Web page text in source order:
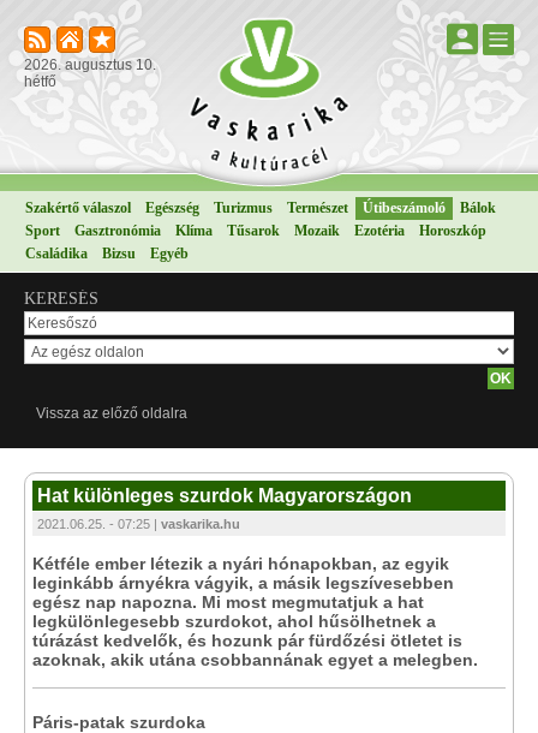
2026. augusztus 10.
hétfő
Szakértő válaszol Egészség Turizmus Természet Útibeszámoló
Bálok
Sport
Gasztronómia Klíma Tűsarok Mozaik Ezotéria
Horoszkóp
Családika
Bizsu Egyéb
KERESÉS
Vissza az előző oldalra
Hat különleges szurdok Magyarországon
2021.06.25. - 07:25 | vaskarika.hu
Kétféle ember létezik a nyári hónapokban, az egyik
leginkább árnyékra vágyik, a másik legszívesebben
egész nap napozna. Mi most megmutatjuk a hat
legkülönlegesebb szurdokot, ahol hűsölhetnek a
túrázást kedvelők, és hozunk pár fürdőzési ötletet is
azoknak, akik utána csobbannának egyet a melegben.
Páris-patak szurdoka